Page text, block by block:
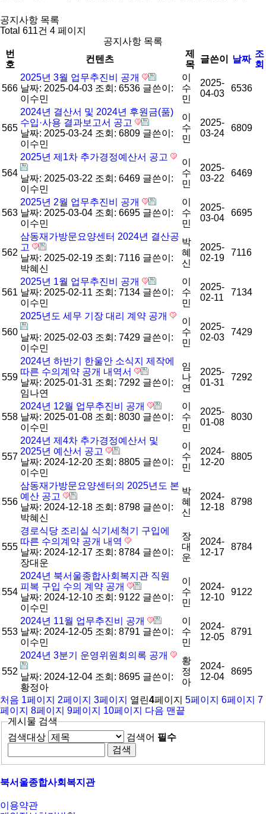
공지사항 목록
Total 611건 4 페이지
공지사항 목록
번
호
컨텐츠
제
목
글쓴이 날짜
조
회
566
2025년 3월 업무추진비 공개
날짜: 2025-04-03 조회: 6536 글쓴이:
이수민
이
수
민
2025-
04-03
6536
565
2024년 결산서 및 2024년 후원금(품)
수입·사용 결과보고서 공고
날짜: 2025-03-24 조회: 6809 글쓴이:
이수민
이
수
민
2025-
03-24
6809
564
2025년 제1차 추가경정예산서 공고
날짜: 2025-03-22 조회: 6469 글쓴이:
이수민
이
수
민
2025-
03-22
6469
563
2025년 2월 업무추진비 공개
날짜: 2025-03-04 조회: 6695 글쓴이:
이수민
이
수
민
2025-
03-04
6695
562
삼동재가방문요양센터 2024년 결산공
고
날짜: 2025-02-19 조회: 7116 글쓴이:
박혜신
박
혜
신
2025-
02-19
7116
561
2025년 1월 업무추진비 공개
날짜: 2025-02-11 조회: 7134 글쓴이:
이수민
이
수
민
2025-
02-11
7134
560
2025년도 세무 기장 대리 계약 공개
날짜: 2025-02-03 조회: 7429 글쓴이:
이수민
이
수
민
2025-
02-03
7429
559
2024년 하반기 한울안 소식지 제작에
따른 수의계약 공개 내역서
날짜: 2025-01-31 조회: 7292 글쓴이:
임나연
임
나
연
2025-
01-31
7292
558
2024년 12월 업무추진비 공개
날짜: 2025-01-08 조회: 8030 글쓴이:
이수민
이
수
민
2025-
01-08
8030
557
2024년 제4차 추가경정예산서 및
2025년 예산서 공고
날짜: 2024-12-20 조회: 8805 글쓴이:
이수민
이
수
민
2024-
12-20
8805
556
삼동재가방문요양센터의 2025년도 본
예산 공고
날짜: 2024-12-18 조회: 8798 글쓴이:
박혜신
박
혜
신
2024-
12-18
8798
555
경로식당 조리실 식기세척기 구입에
따른 수의계약 공개 내역
날짜: 2024-12-17 조회: 8784 글쓴이:
장대운
장
대
운
2024-
12-17
8784
554
2024년 북서울종합사회복지관 직원
피복 구입 수의 계약 공개
날짜: 2024-12-10 조회: 9122 글쓴이:
이수민
이
수
민
2024-
12-10
9122
553
2024년 11월 업무추진비 공개
날짜: 2024-12-05 조회: 8791 글쓴이:
이수민
이
수
민
2024-
12-05
8791
552
2024년 3분기 운영위원회의록 공개
날짜: 2024-12-04 조회: 8695 글쓴이:
황정아
황
정
아
2024-
12-04
8695
처음 1페이지 2페이지 3페이지 열린4페이지 5페이지 6페이지 7
페이지 8페이지 9페이지 10페이지 다음 맨끝
게시물 검색
검색대상
검색어 필수
북서울종합사회복지관
이용약관